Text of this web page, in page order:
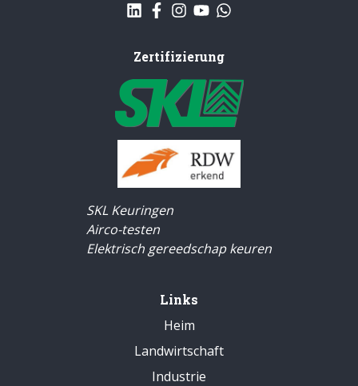
Zertifizierung
SKL Keuringen
Airco-testen
Elektrisch gereedschap keuren
Links
Heim
Landwirtschaft
Industrie